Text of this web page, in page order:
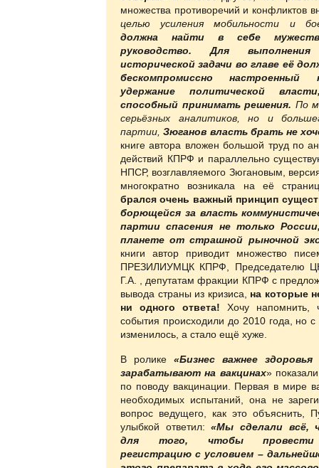
множества противоречий и конфликтов
целью усиления мобильности и
должна найти в себе
руководство.
Для
исторической задачи во главе её
бескомпромиссно
удержание политической
способный принимать решения. По
серьёзных аналитиков, но и
партии,Зюганов власть брать не
книге автора вложен большой труд по
действий КПРФ и параллельно
НПСР, возглавляемого Зюгановым,
многократно возникала на её
брался очень важный принцип
борющейся за власть
партии спасения не только
планете от страшной рыночной
книги автор приводит множество
ПРЕЗИЛИУМЦК КПРФ, Председателю
Г.А. , депутатам фракции КПРФ с
вывода страны из кризиса, на которые
ни одного ответа! Хочу напомнить,
события происходили до 2010 года, но с
изменилось, а стало ещё хуже.
В ролике «Бизнес важнее
зарабатывают на вакцинах»
по поводу вакцинации. Первая в мире
необходимых испытаний, она не
вопрос ведущего, как это объяснить,
улыбкой ответил:«Мы сделали всё,
для того, чтобы провести
регистрацию с условием –